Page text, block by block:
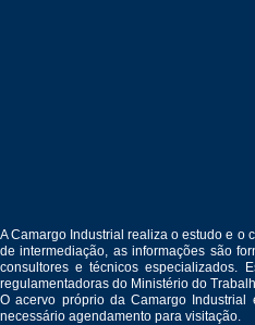
A Camargo Industrial realiza o estudo e o
de intermediação, as informações são
consultores e técnicos especializados.
regulamentadoras do Ministério do
O acervo próprio da Camargo
necessário agendamento para visitação.